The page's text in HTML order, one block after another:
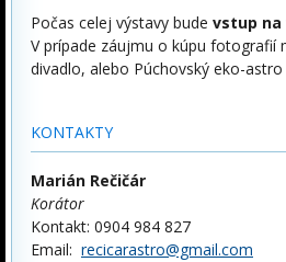
Počas celej výstavy bude vstup na
V prípade záujmu o kúpu fotografií
divadlo, alebo Púchovský eko-astro
KONTAKTY
Marián Rečičár
Korátor
Kontakt: 0904 984 827
Email: recicarastro@gmail.com